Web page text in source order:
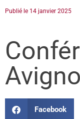
Publié le 14 janvier 2025
Facebook